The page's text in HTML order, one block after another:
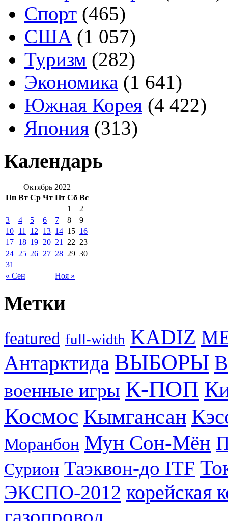
Спорт (465)
США (1 057)
Туризм (282)
Экономика (1 641)
Южная Корея (4 422)
Япония (313)
Календарь
Октябрь 2022
Пн Вт Ср Чт Пт Сб Вс
« Сен Ноя »
1
2
3
4 5 6 7 8
9
10 11 12 13 14 15 16
17 18 19 20 21 22 23
24 25 26 27 28 29 30
31
Метки
featured full-width KADIZ
Антарктида ВЫБОРЫ
военные игры К-ПОП
Космос Кымгансан
Моранбон Мун Сон-Мён
Сурион Таэквон-до ITF
ЭКСПО-2012 корейская